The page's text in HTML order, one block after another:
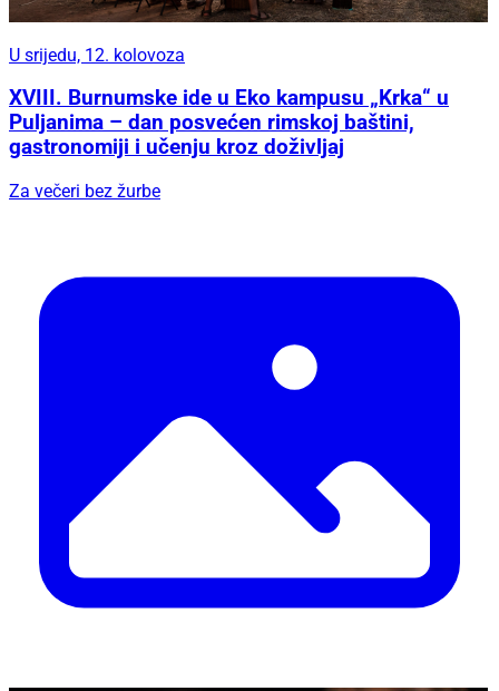
U srijedu, 12. kolovoza
XVIII. Burnumske ide u Eko kampusu „Krka“ u
Puljanima – dan posvećen rimskoj baštini,
gastronomiji i učenju kroz doživljaj
Za večeri bez žurbe